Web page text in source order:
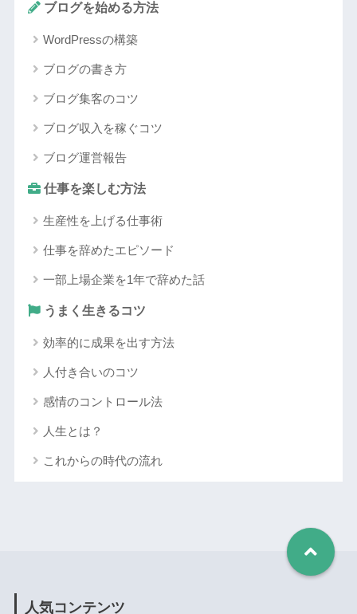
ブログを始める方法
WordPressの構築
ブログの書き方
ブログ集客のコツ
ブログ収入を稼ぐコツ
ブログ運営報告
仕事を楽しむ方法
生産性を上げる仕事術
仕事を辞めたエピソード
一部上場企業を1年で辞めた話
うまく生きるコツ
効率的に成果を出す方法
人付き合いのコツ
感情のコントロール法
人生とは？
これからの時代の流れ
人気コンテンツ